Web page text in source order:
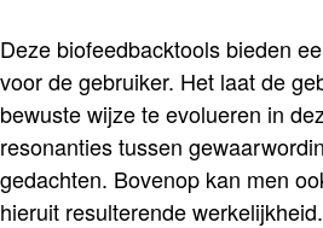
Deze biofeedbacktools bieden
voor de gebruiker. Het laat de
bewuste wijze te evolueren in
resonanties tussen
gedachten. Bovenop kan men
hieruit resulterende werkelijkheid.